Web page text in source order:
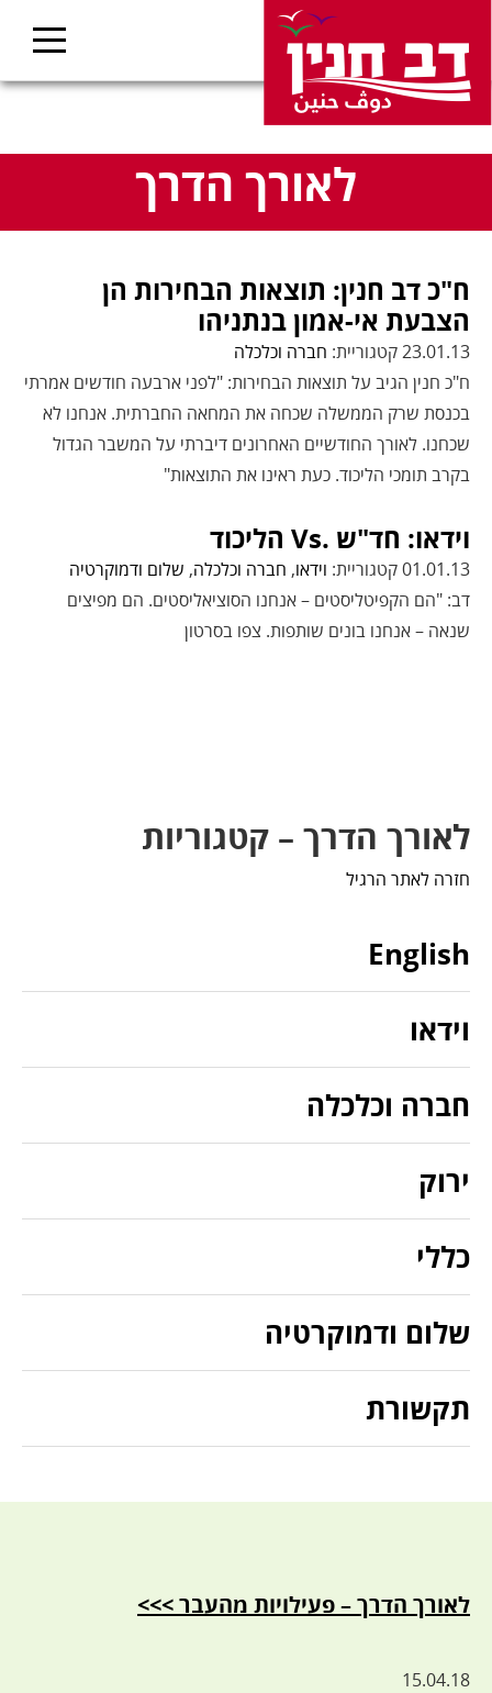
לאורך הדרך
ח"כ דב חנין: תוצאות הבחירות הן
הצבעת אי-אמון בנתניהו
23.01.13 קטגוריית:
חברה וכלכלה
ח"כ חנין הגיב על תוצאות הבחירות: "לפני ארבעה חודשים אמרתי
בכנסת שרק הממשלה שכחה את המחאה החברתית. אנחנו לא
שכחנו. לאורך החודשיים האחרונים דיברתי על המשבר הגדול
בקרב תומכי הליכוד. כעת ראינו את התוצאות"
וידאו: חד"ש .Vs הליכוד
01.01.13 קטגוריית: וידאו, חברה וכלכלה, שלום ודמוקרטיה
דב: "הם הקפיטליסטים – אנחנו הסוציאליסטים. הם מפיצים
שנאה – אנחנו בונים שותפות. צפו בסרטון
לאורך הדרך – קטגוריות
חזרה לאתר הרגיל
English
וידאו
חברה וכלכלה
ירוק
כללי
שלום ודמוקרטיה
תקשורת
לאורך הדרך – פעילויות מהעבר >>>
15.04.18